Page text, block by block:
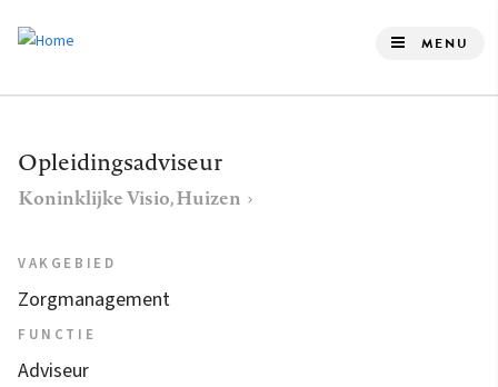
de
gaan
MENU
Opleidingsadviseur
Koninklijke Visio, Huizen
VAKGEBIED
Zorgmanagement
FUNCTIE
Adviseur